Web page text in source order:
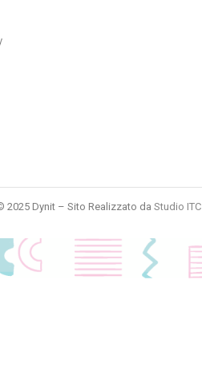
2025 Dynit – Sito Realizzato daStudio ITC